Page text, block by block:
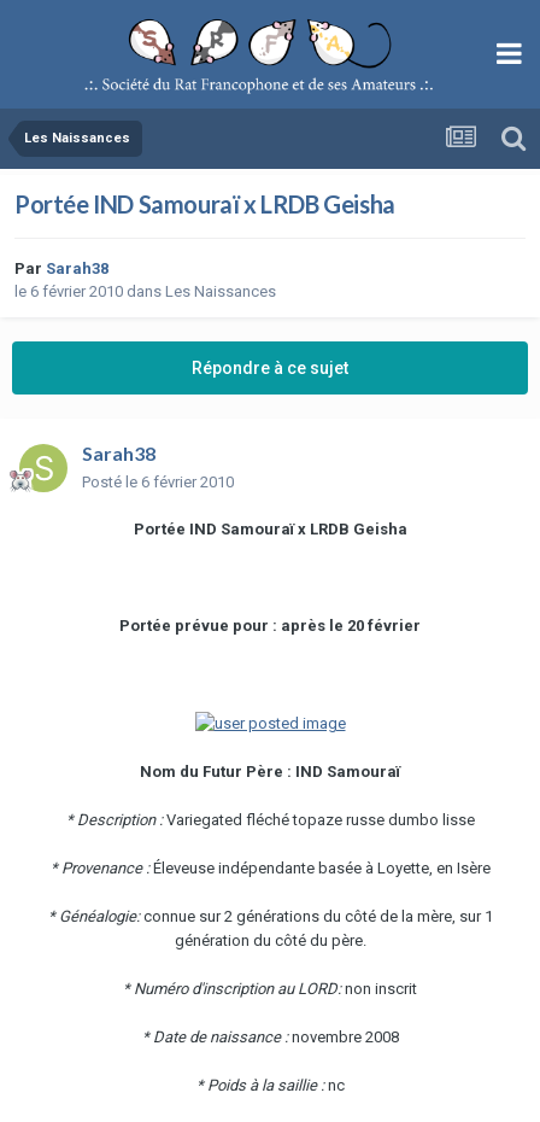
Les Naissances
Portée IND Samouraï x LRDB Geisha
Par Sarah38
le 6 février 2010 dans Les Naissances
Répondre à ce sujet
Sarah38
Posté le 6 février 2010
Portée IND Samouraï x LRDB Geisha
Portée prévue pour : après le 20 février
Nom du Futur Père : IND Samouraï
* Description :Variegated fléché topaze russe dumbo lisse
* Provenance :Éleveuse indépendante basée à Loyette, en Isère
* Généalogie:connue sur 2 générations du côté de la mère, sur 1
génération du côté du père.
* Numéro d'inscription au LORD:non inscrit
* Date de naissance :novembre 2008
* Poids à la saillie :nc